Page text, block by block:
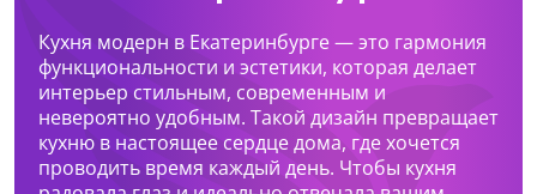
Кухня модерн в Екатеринбурге — это гармония
функциональности и эстетики, которая делает
интерьер стильным, современным и
невероятно удобным. Такой дизайн превращает
кухню в настоящее сердце дома, где хочется
проводить время каждый день. Чтобы кухня
Екатеринбург, ул. Щорса, 96
+7 (969) 999-24-85
Перейти
Екатеринбург, ул. Академика Сахарова, 53
Как к Вам обращаться?